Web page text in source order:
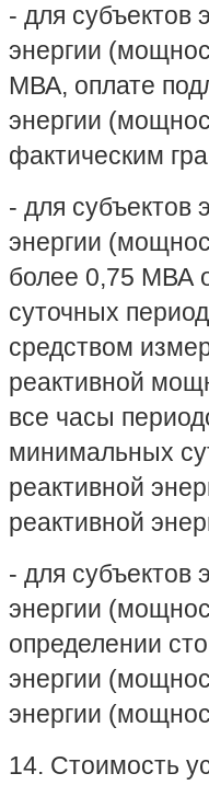
- для субъектов
энергии
МВА, оплате
энергии
фактическим
- для субъектов
энергии
более 0,75 МВА
суточных
средством
реактивной
все часы
минимальных
реактивной
реактивной
- для субъектов
энергии
определении
энергии
энергии
14. Стоимость